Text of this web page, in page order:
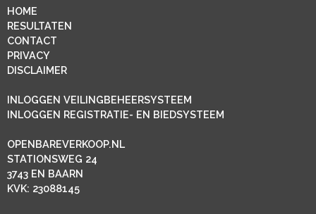
HOME
RESULTATEN
CONTACT
PRIVACY
DISCLAIMER
INLOGGEN VEILINGBEHEERSYSTEEM
INLOGGEN REGISTRATIE- EN BIEDSYSTEEM
OPENBAREVERKOOP.NL
STATIONSWEG 24
3743 EN BAARN
KVK: 23088145